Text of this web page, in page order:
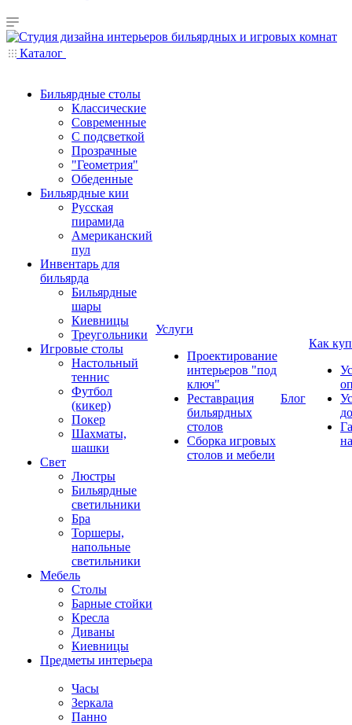
Каталог
Бильярдные столы
Классические
Современные
С подсветкой
Прозрачные
"Геометрия"
Обеденные
Бильярдные кии
Русская
пирамида
Американский
пул
Инвентарь для
бильярда
Бильярдные
шары
Киевницы
Треугольники
Игровые столы
Настольный
теннис
Футбол
(кикер)
Покер
Шахматы,
шашки
Свет
Люстры
Бильярдные
светильники
Бра
Торшеры,
напольные
светильники
Мебель
Столы
Барные стойки
Кресла
Диваны
Киевницы
Предметы интерьера
Часы
Зеркала
Панно
Услуги
Проектирование
интерьеров "под
ключ"
Реставрация
бильярдных
столов
Сборка игровых
столов и мебели
Блог
Как